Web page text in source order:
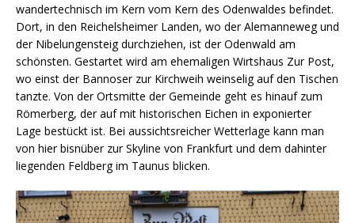
wandertechnisch im Kern vom Kern des Odenwaldes befindet.
Dort, in den Reichelsheimer Landen, wo der Alemanneweg und
der Nibelungensteig durchziehen, ist der Odenwald am
schönsten. Gestartet wird am ehemaligen Wirtshaus Zur Post,
wo einst der Bannoser zur Kirchweih weinselig auf den Tischen
tanzte. Von der Ortsmitte der Gemeinde geht es hinauf zum
Römerberg, der auf mit historischen Eichen in exponierter
Lage bestückt ist. Bei aussichtsreicher Wetterlage kann man
von hier bisnüber zur Skyline von Frankfurt und dem dahinter
liegenden Feldberg im Taunus blicken.